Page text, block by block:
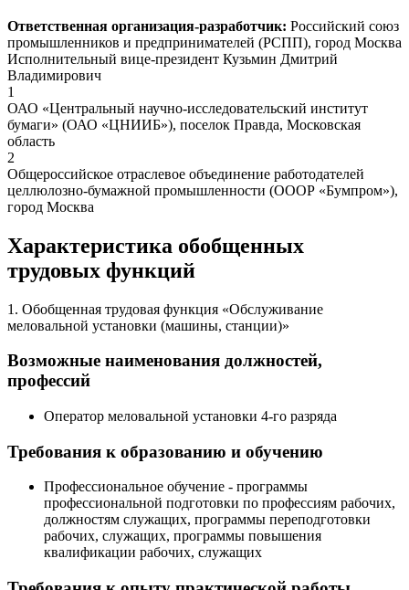
Ответственная организация-разработчик: Российский союз
промышленников и предпринимателей (РСПП), город Москва
Исполнительный вице-президент Кузьмин Дмитрий
Владимирович
1
ОАО «Центральный научно-исследовательский институт
бумаги» (ОАО «ЦНИИБ»), поселок Правда, Московская
область
2
Общероссийское отраслевое объединение работодателей
целлюлозно-бумажной промышленности (ОООР «Бумпром»),
город Москва
Характеристика обобщенных
трудовых функций
1. Обобщенная трудовая функция «Обслуживание
меловальной установки (машины, станции)»
Возможные наименования должностей,
профессий
Оператор меловальной установки 4-го разряда
Требования к образованию и обучению
Профессиональное обучение - программы
профессиональной подготовки по профессиям рабочих,
должностям служащих, программы переподготовки
рабочих, служащих, программы повышения
квалификации рабочих, служащих